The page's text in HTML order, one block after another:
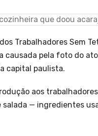
Trabalhadores Sem
causada pela foto do
capital paulista.
aos
— ingredientes